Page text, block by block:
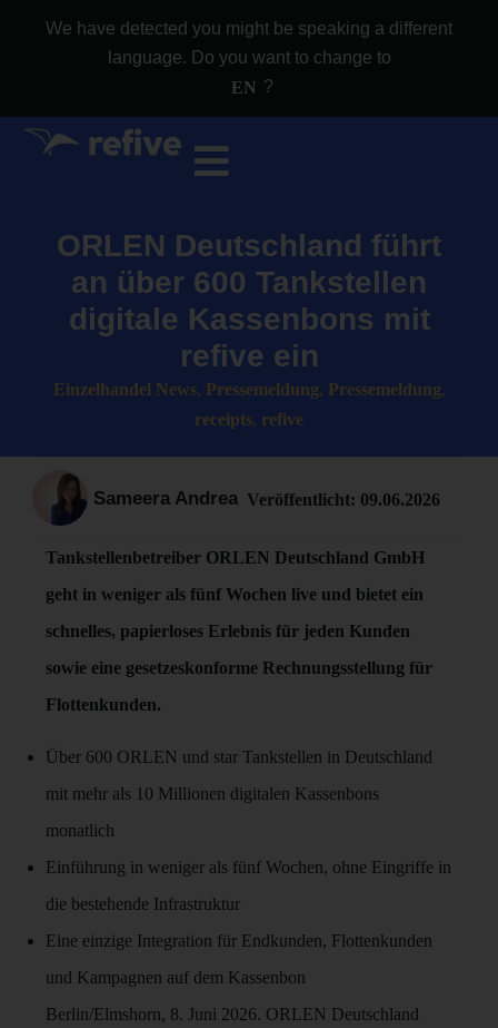
We have detected you might be speaking a different
language. Do you want to change to
EN ?
ORLEN Deutschland führt
an über 600 Tankstellen
digitale Kassenbons mit
refive ein
Einzelhandel News, Pressemeldung, Pressemeldung,
receipts, refive
Sameera Andrea Veröffentlicht: 09.06.2026
Tankstellenbetreiber ORLEN Deutschland GmbH
geht in weniger als fünf Wochen live und bietet ein
schnelles, papierloses Erlebnis für jeden Kunden
sowie eine gesetzeskonforme Rechnungsstellung für
Flottenkunden.
Über 600 ORLEN und star Tankstellen in Deutschland
mit mehr als 10 Millionen digitalen Kassenbons
monatlich
Einführung in weniger als fünf Wochen, ohne Eingriffe in
die bestehende Infrastruktur
Eine einzige Integration für Endkunden, Flottenkunden
und Kampagnen auf dem Kassenbon
Berlin/Elmshorn, 8. Juni 2026. ORLEN Deutschland